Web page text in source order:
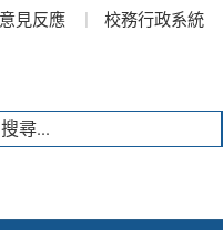
意見反應 校務行政系統